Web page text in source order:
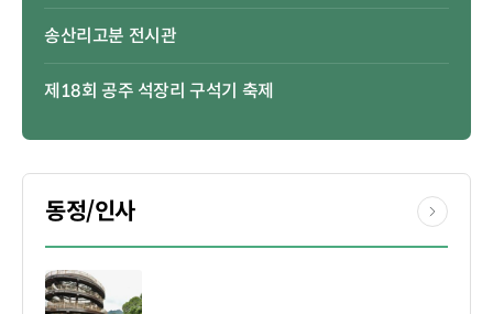
송산리고분 전시관
제18회 공주 석장리 구석기 축제
동정/인사